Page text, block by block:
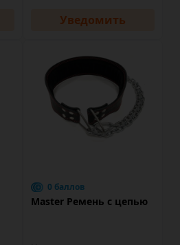
Уведомить
0 баллов
Master Ремень с цепью